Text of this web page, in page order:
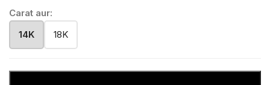
Carat aur:
14K
18K